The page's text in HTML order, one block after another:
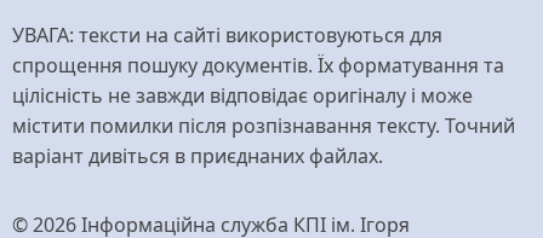
УВАГА: тексти на сайті використовуються для
спрощення пошуку документів. Їх форматування та
цілісність не завжди відповідає оригіналу і може
містити помилки після розпізнавання тексту. Точний
варіант дивіться в приєднаних файлах.
© 2026 Інформаційна служба КПІ ім. Ігоря